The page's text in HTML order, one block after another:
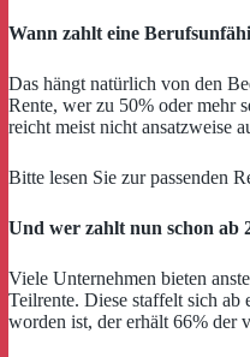
Wann zahlt eine
Das hängt natürlich von den
Rente, wer zu 50% oder mehr
reicht meist nicht ansatzweise
Bitte lesen Sie zur passenden
Und wer zahlt nun schon ab
Viele Unternehmen bieten
Teilrente. Diese staffelt sich
worden ist, der erhält 66% der